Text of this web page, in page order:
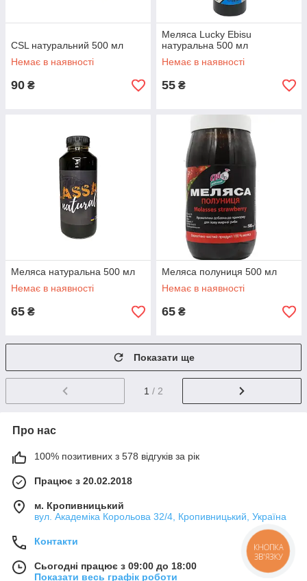
CSL натуральний 500 мл
Немає в наявності
90 ₴
Меляса Lucky Ebisu
натуральна 500 мл
Немає в наявності
55 ₴
Меляса натуральна 500 мл
Немає в наявності
65 ₴
Меляса полуниця 500 мл
Немає в наявності
65 ₴
Показати ще
1 / 2
Про нас
100% позитивних з 578 відгуків за рік
Працює з 20.02.2018
м. Кропивницький
вул. Академіка Корольова 32/4, Кропивницький, Україна
Контакти
Сьогодні працює з 09:00 до 18:00
Показати весь графік роботи
КНОПКА
ЗВ'ЯЗКУ